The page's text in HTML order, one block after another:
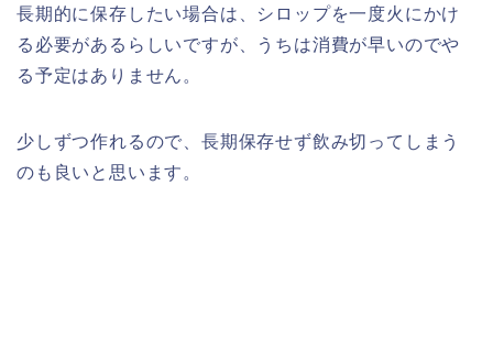
長期的に保存したい場合は、シロップを一度火にかけ
る必要があるらしいですが、うちは消費が早いのでや
る予定はありません。
少しずつ作れるので、長期保存せず飲み切ってしまう
のも良いと思います。